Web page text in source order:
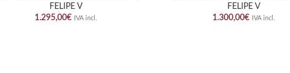
FELIPE V
1.295,00€ IVA incl.
FELIPE V
1.300,00€ IVA incl.